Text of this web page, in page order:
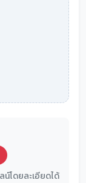
โดยละเอียดได้